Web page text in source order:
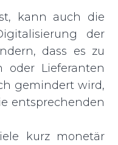
kann auch die
der
dass es zu
oder Lieferanten
gemindert wird,
entsprechenden
kurz monetär